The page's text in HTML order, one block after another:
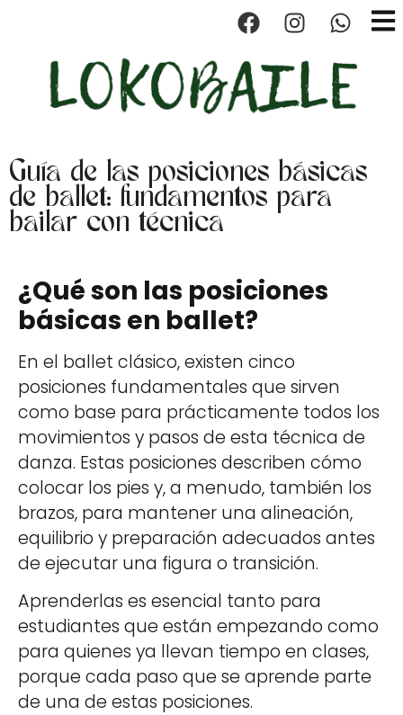
Guía de las posiciones básicas
de ballet: fundamentos para
bailar con técnica
¿Qué son las posiciones
básicas en ballet?
En el ballet clásico, existen cinco
posiciones fundamentales que sirven
como base para prácticamente todos los
movimientos y pasos de esta técnica de
danza. Estas posiciones describen cómo
colocar los pies y, a menudo, también los
brazos, para mantener una alineación,
equilibrio y preparación adecuados antes
de ejecutar una figura o transición.
Aprenderlas es esencial tanto para
estudiantes que están empezando como
para quienes ya llevan tiempo en clases,
porque cada paso que se aprende parte
de una de estas posiciones.